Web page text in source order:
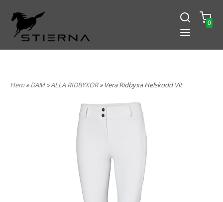
0
Hem»DAM»ALLA RIDBYXOR» Vera Ridbyxa Helskodd Vit